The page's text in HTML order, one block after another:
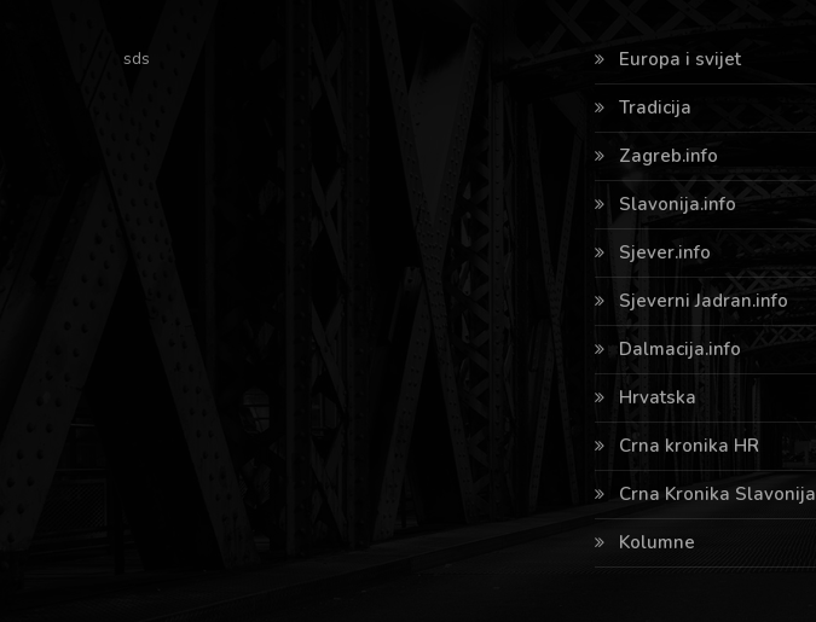
sds
Europa i svijet
Tradicija
Zagreb.info
Slavonija.info
Sjever.info
Sjeverni Jadran.info
Dalmacija.info
Hrvatska
Crna kronika HR
Crna Kronika Slavonija
Kolumne